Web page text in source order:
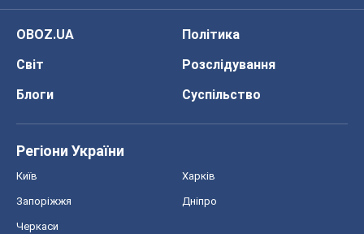
OBOZ.UA
Політика
Світ
Розслідування
Блоги
Суспільство
Регіони України
Київ Харків
Запоріжжя Дніпро
Черкаси